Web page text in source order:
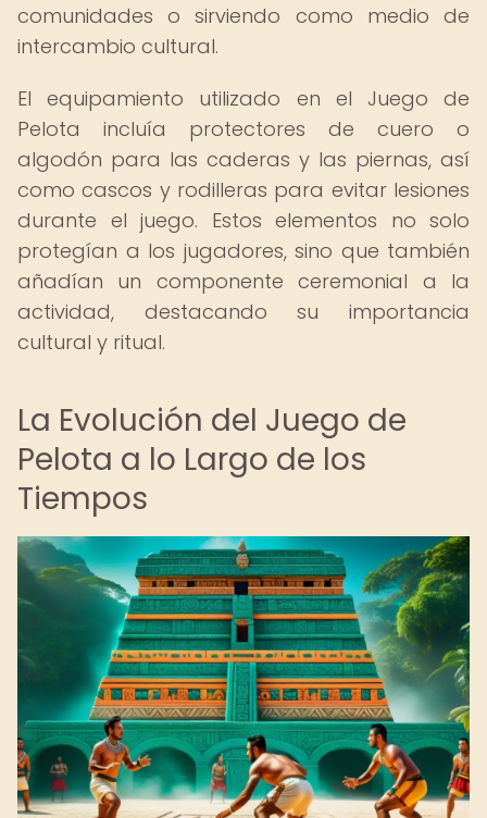
comunidades o sirviendo como medio de
intercambio cultural.
El equipamiento utilizado en el Juego de
Pelota incluía protectores de cuero o
algodón para las caderas y las piernas, así
como cascos y rodilleras para evitar lesiones
durante el juego. Estos elementos no solo
protegían a los jugadores, sino que también
añadían un componente ceremonial a la
actividad, destacando su importancia
cultural y ritual.
La Evolución del Juego de
Pelota a lo Largo de los
Tiempos